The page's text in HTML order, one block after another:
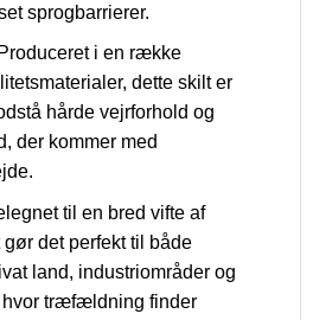
sprogbarrierer.
Produceret i en række
dette skilt er
hårde vejrforhold og
der kommer med
til en bred vifte af
det perfekt til både
land, industriområder og
hvor træfældning finder